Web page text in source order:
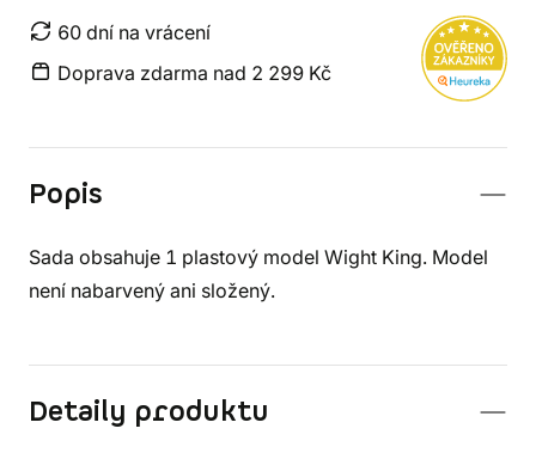
60 dní na vrácení
Doprava zdarma nad 2 299 Kč
Popis
Sada obsahuje 1 plastový model Wight King. Model
není nabarvený ani složený.
Detaily produktu